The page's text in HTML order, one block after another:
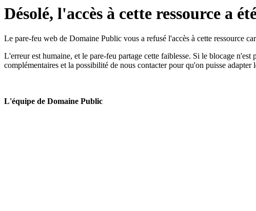
Désolé, l'accès à cette ressource a
Le pare-feu web de Domaine Public vous a refusé l'accès à cette ressource
L'erreur est humaine, et le pare-feu partage cette faiblesse. Si le blocage
complémentaires et la possibilité de nous contacter pour qu'on puisse adapter
L'équipe de Domaine Public